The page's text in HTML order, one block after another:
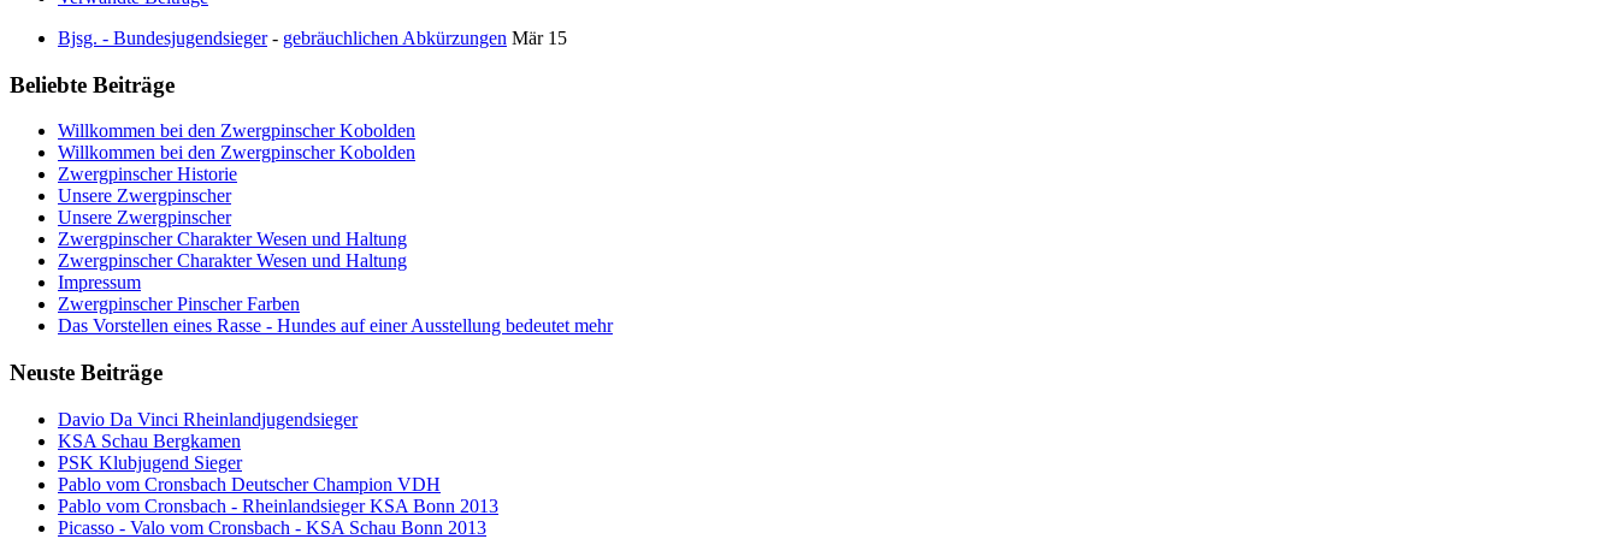
Bjsg. - Bundesjugendsieger- gebräuchlichen Abkürzungen Mär 15
Beliebte Beiträge
Willkommen bei den Zwergpinscher Kobolden
Willkommen bei den Zwergpinscher Kobolden
Zwergpinscher Historie
Unsere Zwergpinscher
Unsere Zwergpinscher
Zwergpinscher Charakter Wesen und Haltung
Zwergpinscher Charakter Wesen und Haltung
Impressum
Zwergpinscher Pinscher Farben
Das Vorstellen eines Rasse - Hundes auf einer Ausstellung bedeutet mehr
Neuste Beiträge
Davio Da Vinci Rheinlandjugendsieger
KSA Schau Bergkamen
PSK Klubjugend Sieger
Pablo vom Cronsbach Deutscher Champion VDH
Pablo vom Cronsbach - Rheinlandsieger KSA Bonn 2013
Picasso - Valo vom Cronsbach - KSA Schau Bonn 2013